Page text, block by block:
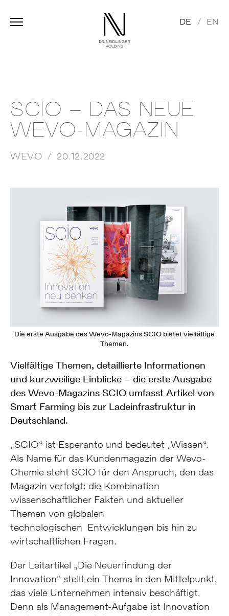
DE EN
SCIO – DAS NEUE
WEVO-MAGAZIN
WEVO 20.12.2022
Die erste Ausgabe des Wevo-Magazins SCIO bietet vielfältige
Themen.
Vielfältige Themen, detaillierte Informationen
und kurzweilige Einblicke – die erste Ausgabe
des Wevo-Magazins SCIO umfasst Artikel von
Smart Farming bis zur Ladeinfrastruktur in
Deutschland.
„SCIO“ ist Esperanto und bedeutet „Wissen“.
Als Name für das Kundenmagazin der Wevo-
Chemie steht SCIO für den Anspruch, den das
Magazin verfolgt: die Kombination
wissenschaftlicher Fakten und aktueller
Themen von globalen
technologischen Entwicklungen bis hin zu
wirtschaftlichen Fragen.
Der Leitartikel „Die Neuerfindung der
Innovation“ stellt ein Thema in den Mittelpunkt,
das viele Unternehmen intensiv beschäftigt.
Denn als Management-Aufgabe ist Innovation